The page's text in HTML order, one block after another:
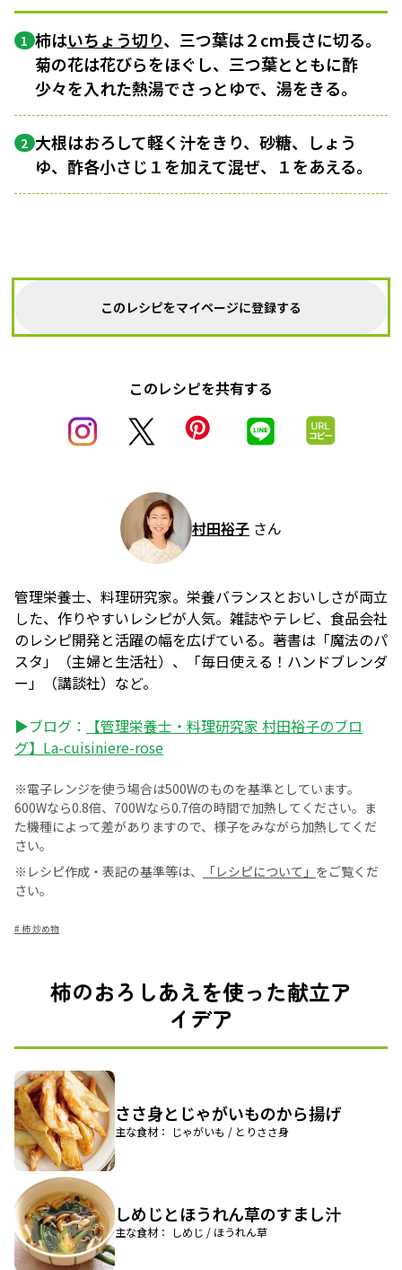
1 柿はいちょう切り、三つ葉は２cm長さに切る。
菊の花は花びらをほぐし、三つ葉とともに酢
少々を入れた熱湯でさっとゆで、湯をきる。
2 大根はおろして軽く汁をきり、砂糖、しょう
ゆ、酢各小さじ１を加えて混ぜ、１をあえる。
このレシピをマイページに登録する
このレシピを共有する
村田裕子 さん
管理栄養士、料理研究家。栄養バランスとおいしさが両立
した、作りやすいレシピが人気。雑誌やテレビ、食品会社
のレシピ開発と活躍の幅を広げている。著書は「魔法のパ
スタ」（主婦と生活社）、「毎日使える！ハンドブレンダ
ー」（講談社）など。
▶ブログ：
【管理栄養士・料理研究家 村田裕子のブロ
グ】La-cuisiniere-rose
※電子レンジを使う場合は500Wのものを基準としています。
600Wなら0.8倍、700Wなら0.7倍の時間で加熱してください。ま
た機種によって差がありますので、様子をみながら加熱してくだ
さい。
※レシピ作成・表記の基準等は、
「レシピについて」 をご覧くだ
さい。
#柿 炒め物
柿のおろしあえを使った献立ア
イデア
ささ身とじゃがいものから揚げ
主な食材： じゃがいも / とりささ身
しめじとほうれん草のすまし汁
主な食材： しめじ / ほうれん草